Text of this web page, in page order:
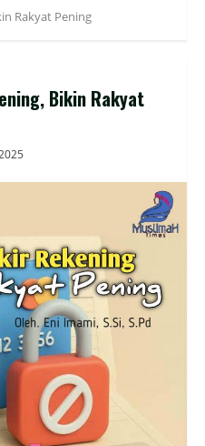
Rakyat Pening
Bikin Rakyat